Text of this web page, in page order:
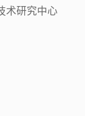
术研究中心